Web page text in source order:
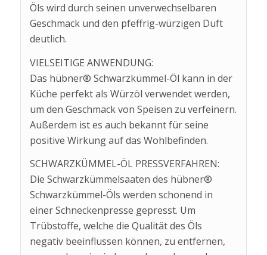
Öls wird durch seinen unverwechselbaren
Geschmack und den pfeffrig-würzigen Duft
deutlich.
VIELSEITIGE ANWENDUNG:
Das hübner® Schwarzkümmel-Öl kann in der
Küche perfekt als Würzöl verwendet werden,
um den Geschmack von Speisen zu verfeinern.
Außerdem ist es auch bekannt für seine
positive Wirkung auf das Wohlbefinden.
SCHWARZKÜMMEL-ÖL PRESSVERFAHREN:
Die Schwarzkümmelsaaten des hübner®
Schwarzkümmel-Öls werden schonend in
einer Schneckenpresse gepresst. Um
Trübstoffe, welche die Qualität des Öls
negativ beeinflussen können, zu entfernen,